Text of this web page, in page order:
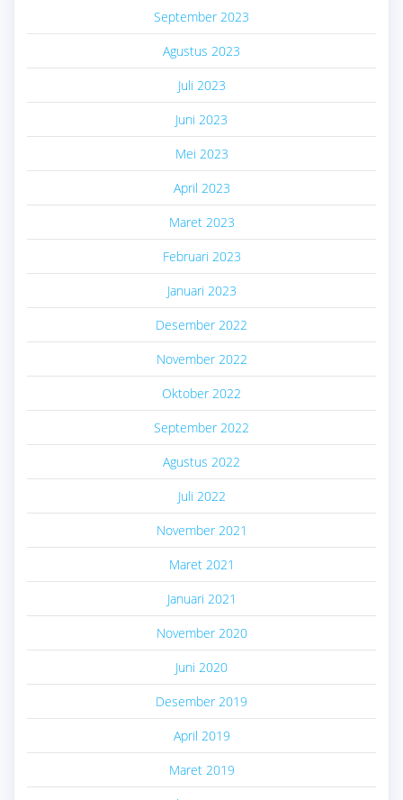
September 2023
Agustus 2023
Juli 2023
Juni 2023
Mei 2023
April 2023
Maret 2023
Februari 2023
Januari 2023
Desember 2022
November 2022
Oktober 2022
September 2022
Agustus 2022
Juli 2022
November 2021
Maret 2021
Januari 2021
November 2020
Juni 2020
Desember 2019
April 2019
Maret 2019